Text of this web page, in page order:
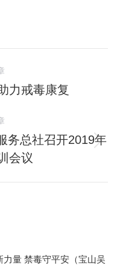
力戒毒康复
务总社召开2019年
会议
力量 禁毒守平安（宝山吴